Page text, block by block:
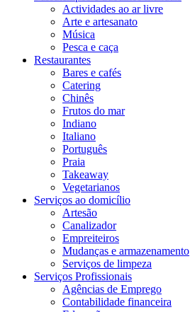
Actividades ao ar livre
Arte e artesanato
Música
Pesca e caça
Restaurantes
Bares e cafés
Catering
Chinês
Frutos do mar
Indiano
Italiano
Português
Praia
Takeaway
Vegetarianos
Serviços ao domicílio
Artesão
Canalizador
Empreiteiros
Mudanças e armazenamento
Serviços de limpeza
Serviços Profissionais
Agências de Emprego
Contabilidade financeira